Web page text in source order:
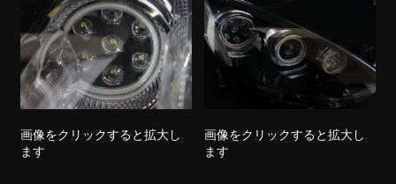
画像をクリックすると拡大し
ます
画像をクリックすると拡大し
ます